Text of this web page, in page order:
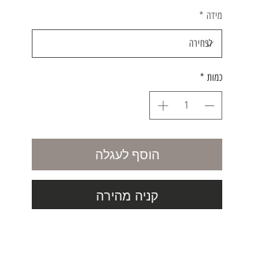
מידה *
כמות *
הוסף לעגלה
קניה מהירה